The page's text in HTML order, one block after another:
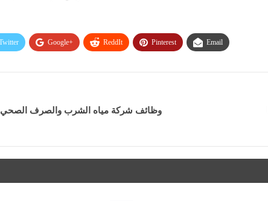
Google+ ReddIt Pinterest Email
وظائف شركة مياه الشرب والصرف الصحي –